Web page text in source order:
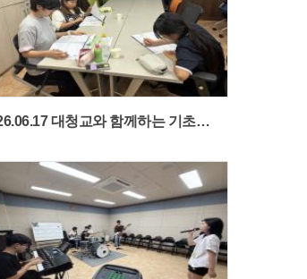
26.06.17 대청교와 함께하는 기초학습